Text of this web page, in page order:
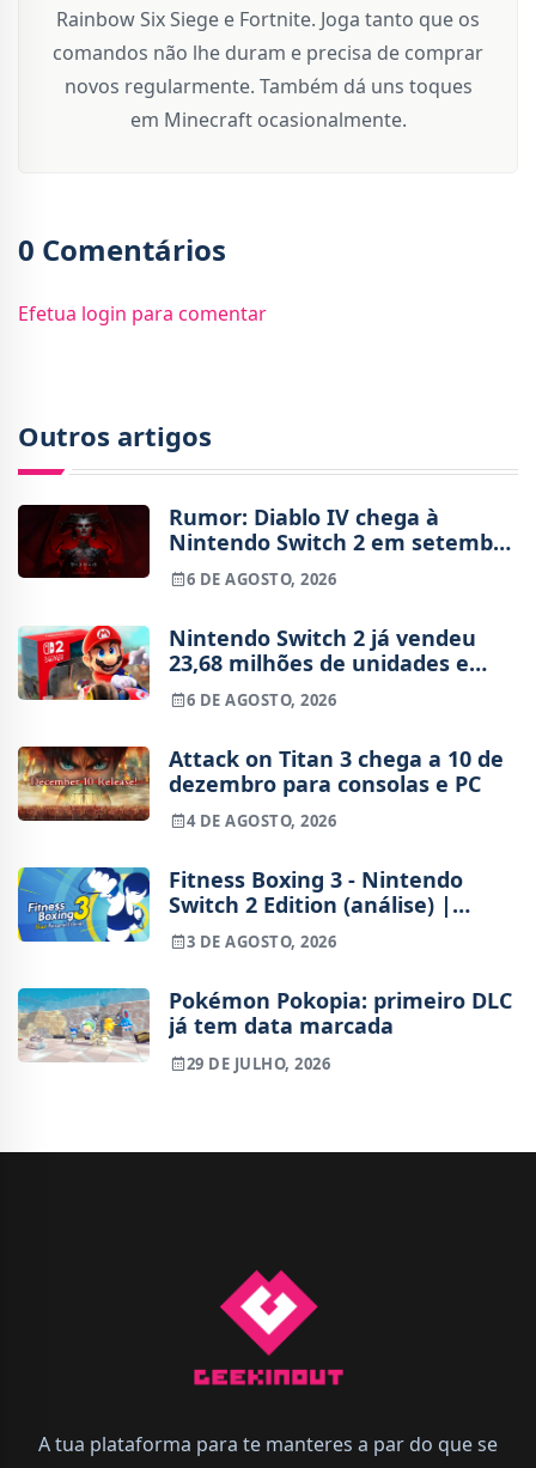
Rainbow Six Siege e Fortnite. Joga tanto que os
comandos não lhe duram e precisa de comprar
novos regularmente. Também dá uns toques
em Minecraft ocasionalmente.
0 Comentários
Efetua login para comentar
Outros artigos
Rumor: Diablo IV chega à
Nintendo Switch 2 em setembro
e vai custar o preço de um jogo
novo
6 DE AGOSTO, 2026
Nintendo Switch 2 já vendeu
23,68 milhões de unidades e
está 4 milhões à frente da
Switch original no mesmo
6 DE AGOSTO, 2026
Attack on Titan 3 chega a 10 de
dezembro para consolas e PC
4 DE AGOSTO, 2026
Fitness Boxing 3 - Nintendo
Switch 2 Edition (análise) |
Treinos refinados, mas ainda
fora de ritmo
3 DE AGOSTO, 2026
Pokémon Pokopia: primeiro DLC
já tem data marcada
29 DE JULHO, 2026
A tua plataforma para te manteres a par do que se